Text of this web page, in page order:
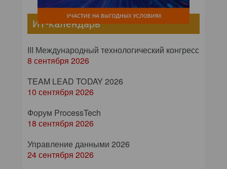
ИТ-календарь
III Международный технологический конгресс
8 сентября 2026
TEAM LEAD TODAY 2026
10 сентября 2026
Форум ProcessTech
18 сентября 2026
Управление данными 2026
24 сентября 2026